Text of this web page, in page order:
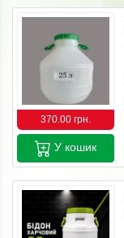
370.00 грн.
У кошик